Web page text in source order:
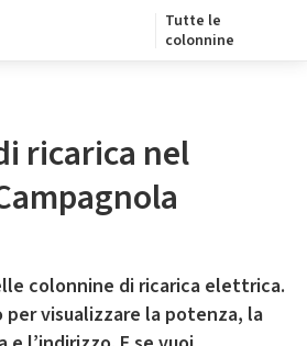
Tutte le
colonnine
ricarica nel
colonnine di ricarica elettrica.
per visualizzare la potenza, la